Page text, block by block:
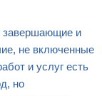
завершающие и
не включенные
и услуг есть
но